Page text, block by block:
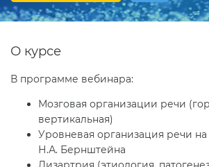
О курсе
В программе вебинара:
Мозговая организации речи
вертикальная)
Уровневая организация речи
Н.А. Бернштейна